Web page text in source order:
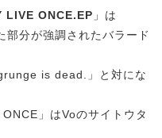
LIVE ONCE.EP 」は
分が強調されたバラード
is dead.」と対にな
」はVoのサイトウタ